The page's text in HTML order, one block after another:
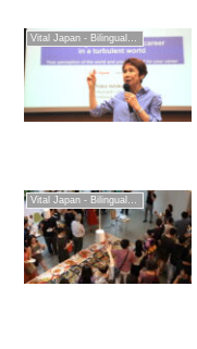
Vital Japan - Bilingual Professionals Network